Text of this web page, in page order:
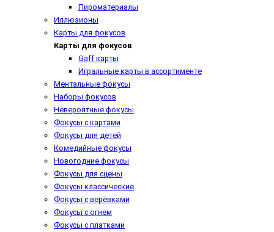
Пироматериалы
Иллюзионы
Карты для фокусов
Карты для фокусов
Gaff карты
Игральные карты в ассортименте
Ментальные фокусы
Наборы фокусов
Невероятные фокусы
Фокусы с картами
Фокусы для детей
Комедийные фокусы
Новогодние фокусы
Фокусы для сцены
Фокусы классические
Фокусы с верёвками
Фокусы с огнем
Фокусы с платками